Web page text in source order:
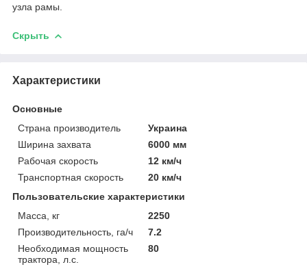
узла рамы.
Скрыть
Характеристики
Основные
Страна производитель
Украина
Ширина захвата
6000 мм
Рабочая скорость
12 км/ч
Транспортная скорость
20 км/ч
Пользовательские характеристики
Масса, кг
2250
Производительность, га/ч
7.2
Необходимая мощность
трактора, л.с.
80